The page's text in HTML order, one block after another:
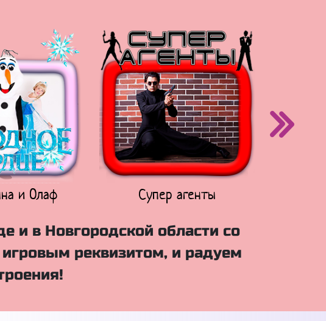
и Олаф Супер агенты
и в Новгородской области со
реквизитом, и радуем